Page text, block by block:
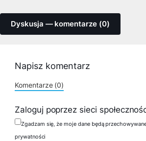
Dyskusja — komentarze (0)
Napisz komentarz
Komentarze (0)
Zaloguj poprzez sieci
Zgadzam się, że moje dane będą
prywatności